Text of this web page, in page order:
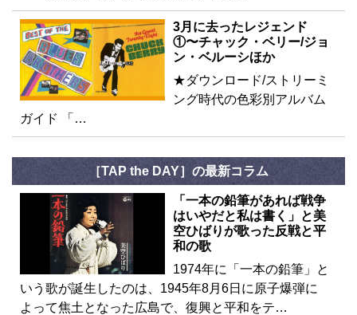
3月に去ったレジェンド
①〜チャック・ベリー/ジョ
ン・ベルーシほか
★ダウンロード/ストリーミ
ング時代の色彩別アルバム
ガイド 「…
［TAP the DAY］の最新コラム
「一本の鉛筆があれば戦争
はいやだと私は書く」と美
空ひばりが歌った反戦と平
和の歌
1974年に「一本の鉛筆」と
いう歌が誕生したのは、1945年8月6日に原子爆弾に
よって焦土となった広島で、復興と平和をテ…